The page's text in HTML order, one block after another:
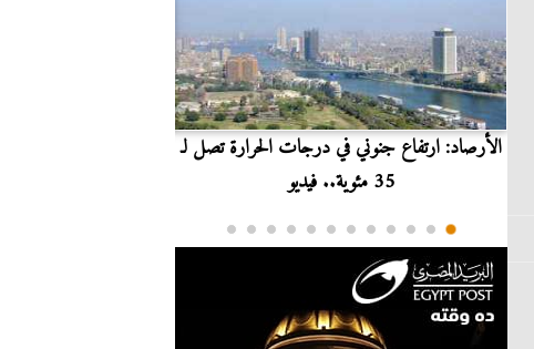
الأرصاد: ارتفاع جنوني في درجات الحرارة تصل لـ
35 مئوية.. فيديو